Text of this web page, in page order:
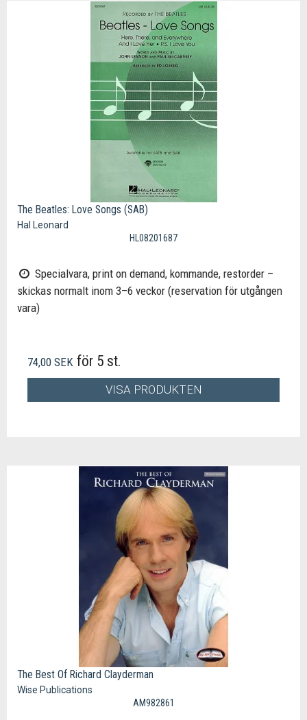
The Beatles: Love Songs (SAB)
Hal Leonard
HL08201687
Specialvara, print on demand, kommande, restorder –
skickas normalt inom 3–6 veckor (reservation för utgången
vara)
74,00 SEK för 5 st.
VISA PRODUKTEN
The Best Of Richard Clayderman
Wise Publications
AM982861